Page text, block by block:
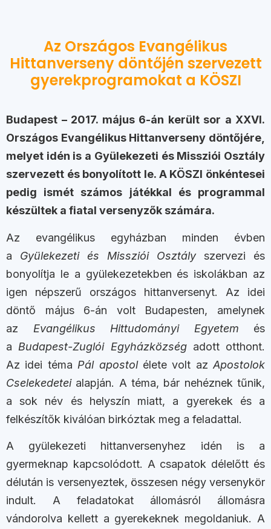
Az Országos Evangélikus
Hittanverseny döntőjén szervezett
gyerekprogramokat a KÖSZI
Budapest – 2017. május 6-án került sor a XXVI.
Országos Evangélikus Hittanverseny döntőjére,
melyet idén is a Gyülekezeti és Missziói Osztály
szervezett és bonyolított le. A KÖSZI önkéntesei
pedig ismét számos játékkal és programmal
készültek a fiatal versenyzők számára.
Az evangélikus egyházban minden évben
a Gyülekezeti és Missziói Osztályszervezi és
bonyolítja le a gyülekezetekben és iskolákban az
igen népszerű országos hittanversenyt. Az idei
döntő május 6-án volt Budapesten, amelynek
az Evangélikus Hittudományi Egyetem és
a Budapest-Zuglói Egyházközségadott otthont.
Az idei téma Pál apostolélete volt az Apostolok
Cselekedeteialapján. A téma, bár nehéznek tűnik,
a sok név és helyszín miatt, a gyerekek és a
felkészítők kiválóan birkóztak meg a feladattal.
A gyülekezeti hittanversenyhez idén is a
gyermeknap kapcsolódott. A csapatok délelőtt és
délután is versenyeztek, összesen négy versenykör
indult. A feladatokat állomásról állomásra
vándorolva kellett a gyerekeknek megoldaniuk. A